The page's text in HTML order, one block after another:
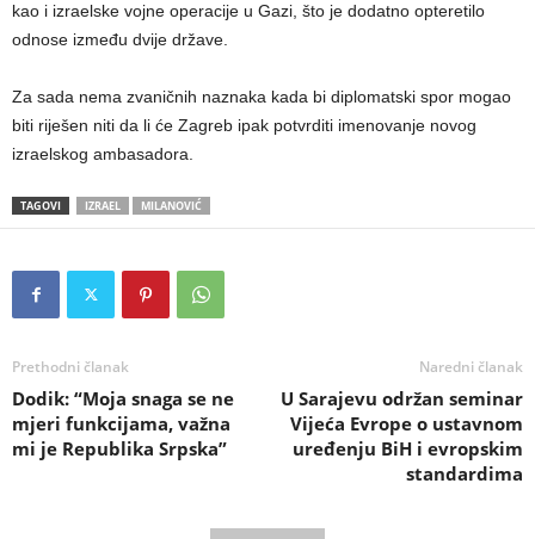
kao i izraelske vojne operacije u Gazi, što je dodatno opteretilo
odnose između dvije države.
Za sada nema zvaničnih naznaka kada bi diplomatski spor mogao
biti riješen niti da li će Zagreb ipak potvrditi imenovanje novog
izraelskog ambasadora.
TAGOVI IZRAEL MILANOVIĆ
Prethodni članak
Dodik: “Moja snaga se ne
mjeri funkcijama, važna
mi je Republika Srpska”
Naredni članak
U Sarajevu održan seminar
Vijeća Evrope o ustavnom
uređenju BiH i evropskim
standardima